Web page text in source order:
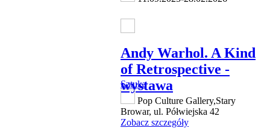
Andy Warhol. A Kind
of Retrospective -
wystawa
Sztuka
Pop Culture Gallery,Stary
Browar, ul. Półwiejska 42
Zobacz szczegóły